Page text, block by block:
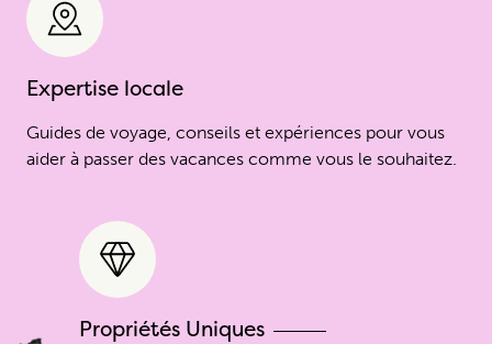
Expertise locale
Guides de voyage, conseils et expériences pour vous
aider à passer des vacances comme vous le souhaitez.
Propriétés Uniques